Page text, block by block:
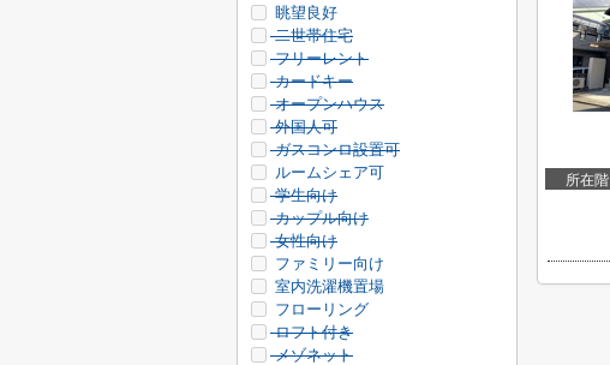
所在階
眺望良好
二世帯住宅
フリーレント
カードキー
オープンハウス
外国人可
ガスコンロ設置可
ルームシェア可
学生向け
カップル向け
女性向け
ファミリー向け
室内洗濯機置場
フローリング
ロフト付き
メゾネット